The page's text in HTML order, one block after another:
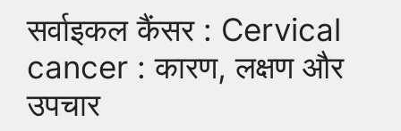
सर्वाइकल कैंसर : Cervical
cancer : कारण, लक्षण और
उपचार